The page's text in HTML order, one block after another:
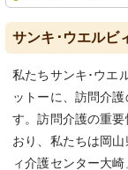
サンキ･ウエルビ
私たちサンキ･ウエ
ットーに、訪問介
す。訪問介護の重
おり、私たちは岡
ィ介護センター大